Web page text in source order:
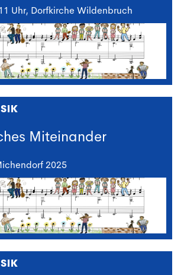
Uhr, Dorfkirche Wildenbruch
Miteinander
2025